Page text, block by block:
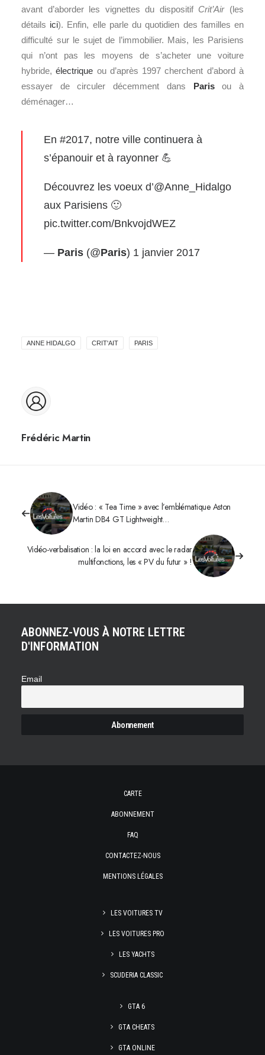
avant d’aborder les vignettes du dispositif Crit’Air (les
détails ici). Enfin, elle parle du quotidien des familles en
difficulté sur le sujet de l’immobilier. Mais, les Parisiens
qui n’ont pas les moyens de s’acheter une voiture
hybride,électrique ou d’après 1997 cherchent d’abord à
essayer de circuler décemment dans Parisou à
déménager…
En #2017, notre ville continuera à
s’épanouir et à rayonner 💪
Découvrez les voeux d’@Anne_Hidalgo
aux Parisiens 🙂
pic.twitter.com/BnkvojdWEZ
— Paris (@Paris) 1 janvier 2017
ANNE HIDALGO CRIT'AIT PARIS
Frédéric Martin
Vidéo : « Tea Time » avec l’emblématique Aston
Martin DB4 GT Lightweight…
Vidéo-verbalisation : la loi en accord avec le radar
multifonctions, les « PV du futur » !
ABONNEZ-VOUS À NOTRE LETTRE
D'INFORMATION
Email
CARTE
ABONNEMENT
FAQ
CONTACTEZ-NOUS
MENTIONS LÉGALES
LES VOITURES TV
LES VOITURES PRO
LES YACHTS
SCUDERIA CLASSIC
GTA 6
GTA CHEATS
GTA ONLINE